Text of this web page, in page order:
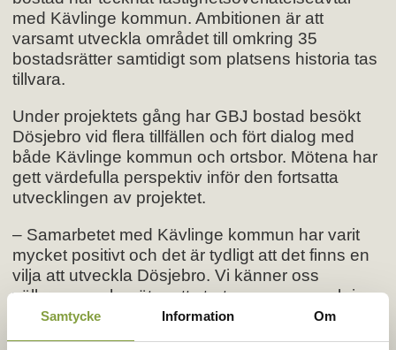
Samtycke Information Om
med Kävlinge kommun. Ambitionen är att
varsamt utveckla området till omkring 35
bostadsrätter samtidigt som platsens historia tas
tillvara.
Under projektets gång har GBJ bostad besökt
Dösjebro vid flera tillfällen och fört dialog med
både Kävlinge kommun och ortsbor. Mötena har
gett värdefulla perspektiv inför den fortsatta
utvecklingen av projektet.
– Samarbetet med Kävlinge kommun har varit
mycket positivt och det är tydligt att det finns en
vilja att utveckla Dösjebro. Vi känner oss
välkomna och möter ett stort engagemang kring
projektet – inte minst en glädje över att
Tallgården tas om hand och får nytt liv, säger